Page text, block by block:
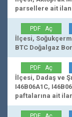
parsellere ait ilan
PDF Aç
İlçesi,
BTC Doğalgaz
PDF Aç
İlçesi, Dadaş ve
I46B06A1C,
paftalarına ait